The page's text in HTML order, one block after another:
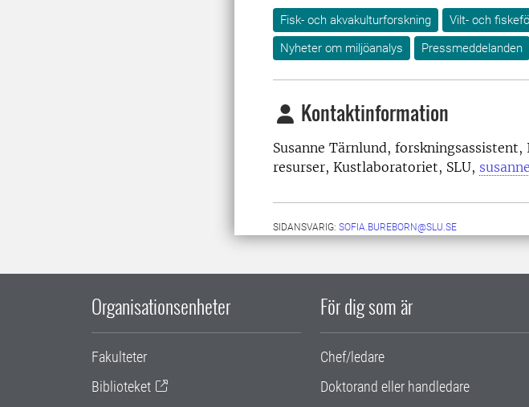
Fisk- och akvakulturforskning Vilt- och
Nyheter om miljöanalys
Pressmeddelanden
Kontaktinformation
Susanne Tärnlund,
resurser, Kustlaboratoriet, SLU,
SIDANSVARIG: SOFIA.BUREBORN@SLU.SE
Organisationsenheter
Fakulteter
Biblioteket
För dig som är
Chef/ledare
Doktorand eller handledare